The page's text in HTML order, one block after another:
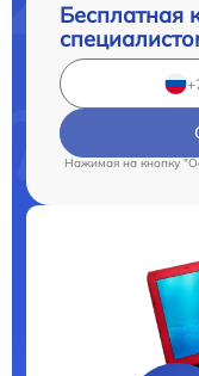
Бесплатная
Нажимая на кнопку